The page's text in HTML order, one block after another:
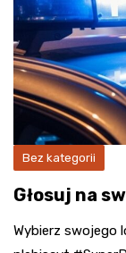
Bez kategorii
Głosuj na
Wybierz swojego